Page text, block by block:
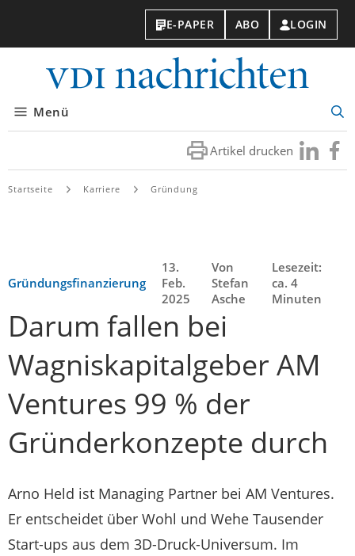
E-PAPER ABO LOGIN
Menü
Artikel drucken Besuchen
Sie
Sie
Startseite Karriere Gründung
Gründungsfinanzierung
13.
Feb.
2025
Von
Stefan
Asche
Lesezeit:
ca. 4
Minuten
Darum fallen bei
Wagniskapitalgeber AM
Ventures 99 % der
Gründerkonzepte durch
Arno Held ist Managing Partner bei AM Ventures.
Er entscheidet über Wohl und Wehe Tausender
Start-ups aus dem 3D-Druck-Universum. Im